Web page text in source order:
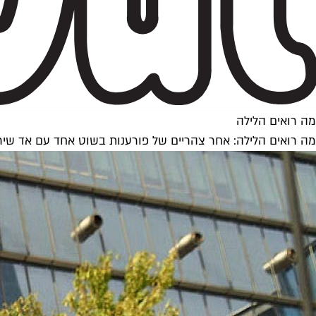
מה רואים הלילה
מה רואים הלילה: אחר צהריים של פורענות בשוט אחד עם אד